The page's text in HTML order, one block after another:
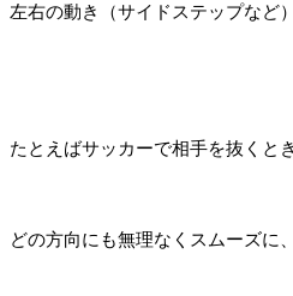
左右の動き（サイドステップ
たとえばサッカーで相手を抜くと
どの方向にも無理なくスムーズに